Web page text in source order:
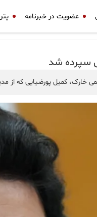
عضویت در خبرنامه
سپرده شد
خارک، کمیل پورضیایی که